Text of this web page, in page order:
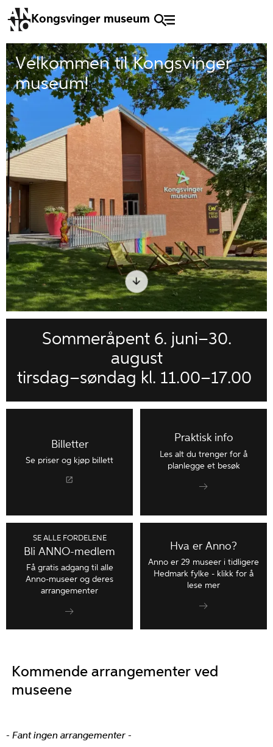
Kongsvinger museum
Velkommen til Kongsvinger
museum!
Sommeråpent 6. juni–30.
august
tirsdag–søndag kl. 11.00–17.00
Billetter
Se priser og kjøp billett
Praktisk info
Les alt du trenger for å
planlegge et besøk
SE ALLE FORDELENE
Bli ANNO-medlem
Få gratis adgang til alle
Anno-museer og deres
arrangementer
Hva er Anno?
Anno er 29 museer i tidligere
Hedmark fylke - klikk for å
lese mer
Kommende arrangementer ved
museene
- Fant ingen arrangementer -